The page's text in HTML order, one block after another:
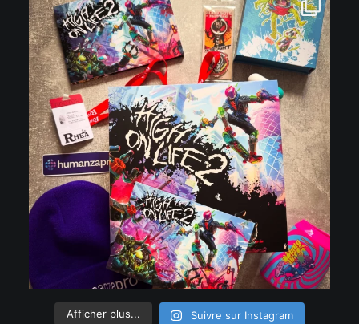
Afficher plus... Suivre sur Instagram